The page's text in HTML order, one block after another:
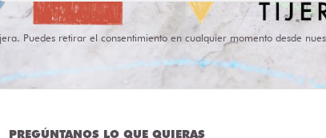
Puedes retirar el consentimiento en cualquier momento desde
PREGÚNTANOS LO QUE QUIERAS